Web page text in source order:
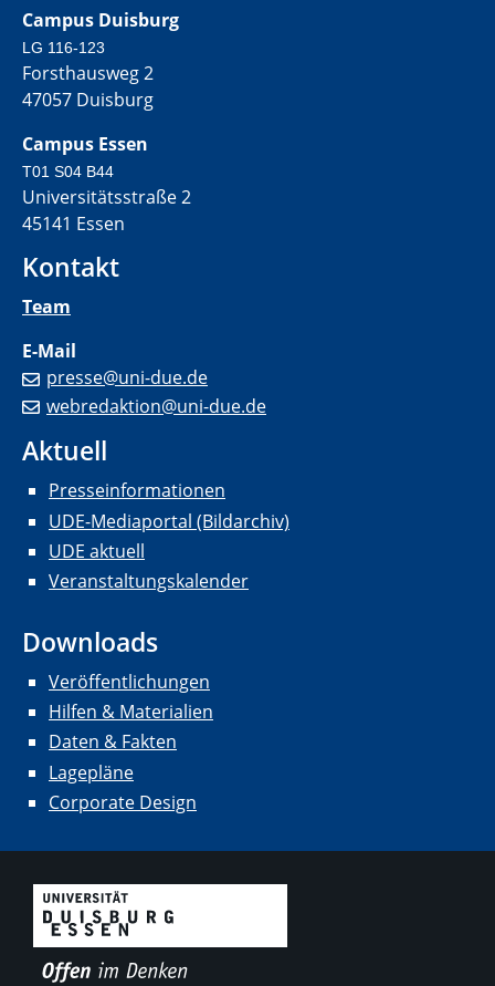
Campus Duisburg
LG 116-123
Forsthausweg 2
47057 Duisburg
Campus Essen
T01 S04 B44
Universitätsstraße 2
45141 Essen
Kontakt
Team
E-Mail
presse@uni-due.de
webredaktion@uni-due.de
Aktuell
Presseinformationen
UDE-Mediaportal (Bildarchiv)
UDE aktuell
Veranstaltungskalender
Downloads
Veröffentlichungen
Hilfen & Materialien
Daten & Fakten
Lagepläne
Corporate Design